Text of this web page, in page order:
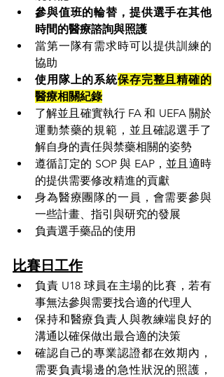
參與值班的輪替，提供選手在其他
時間的醫療諮詢與照護
當第一隊有需求時可以提供訓練的
協助
使用隊上的系統保存完整且精確的
醫療相關紀錄
了解並且確實執行 FA 和 UEFA 關於
運動禁藥的規範，並且確認選手了
解自身的責任與禁藥相關的姿勢
遵循訂定的 SOP 與 EAP，並且適時
的提供需要修改精進的貢獻
身為醫療團隊的一員，會需要參與
一些計畫、指引與研究的發展
負責選手藥品的使用
比賽日工作
負責 U18 球員在主場的比賽，若有
事無法參與需要找合適的代理人
保持和醫療負責人與教練端良好的
溝通以確保做出最合適的決策
確認自己的專業認證都在效期內，
需要負責場邊的急性狀況的照護，